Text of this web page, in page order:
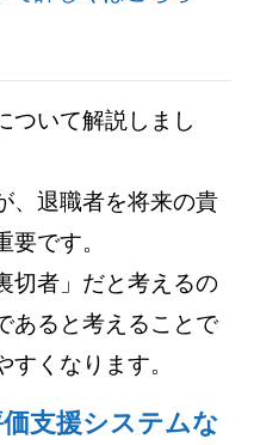
ついて解説しまし
、退職者を将来の貴
です。
切者」だと考えるの
あると考えることで
くなります。
支援システムな